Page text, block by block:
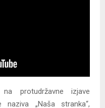
protudržavne izjave
„Naša stranka“,